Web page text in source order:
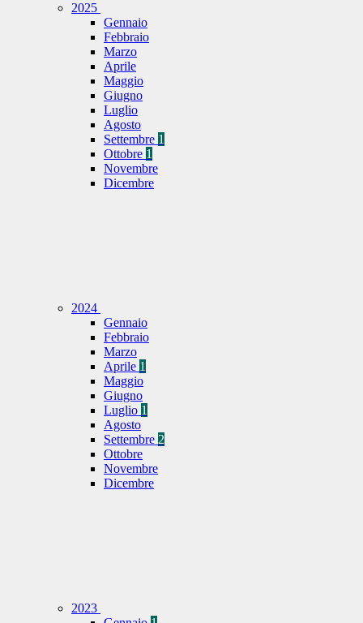
2025
Gennaio
Febbraio
Marzo
Aprile
Maggio
Giugno
Luglio
Agosto
Settembre 1
Ottobre 1
Novembre
Dicembre
2024
Gennaio
Febbraio
Marzo
Aprile 1
Maggio
Giugno
Luglio 1
Agosto
Settembre 2
Ottobre
Novembre
Dicembre
2023